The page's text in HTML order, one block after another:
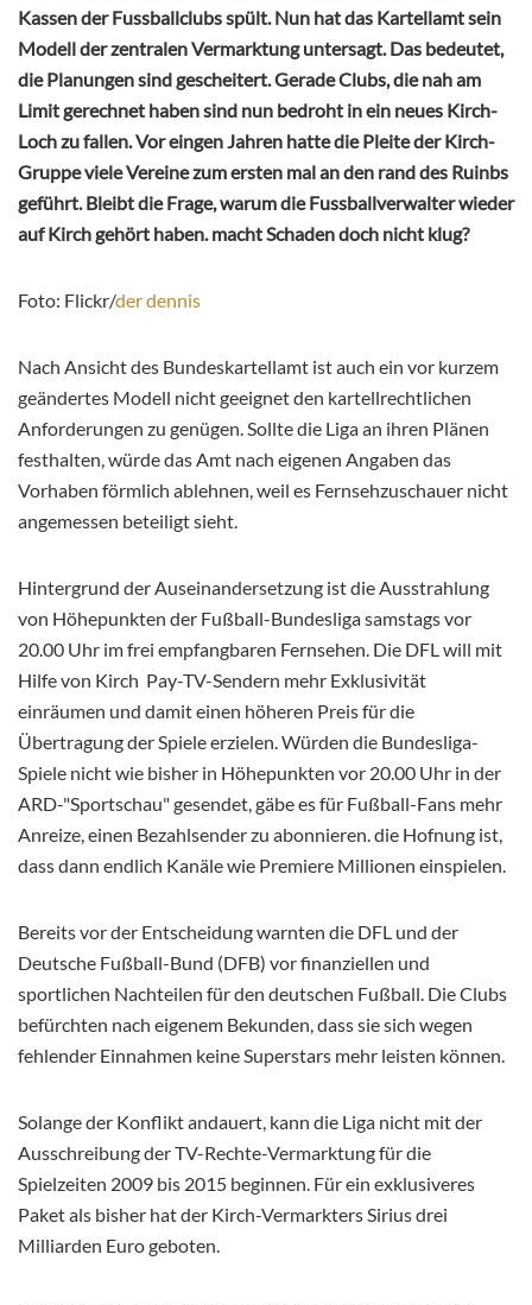
Kassen der Fussballclubs spült. Nun hat das Kartellamt sein
Modell der zentralen Vermarktung untersagt. Das bedeutet,
die Planungen sind gescheitert. Gerade Clubs, die nah am
Limit gerechnet haben sind nun bedroht in ein neues Kirch-
Loch zu fallen. Vor eingen Jahren hatte die Pleite der Kirch-
Gruppe viele Vereine zum ersten mal an den rand des Ruinbs
geführt. Bleibt die Frage, warum die Fussballverwalter wieder
auf Kirch gehört haben. macht Schaden doch nicht klug?
Foto: Flickr/der dennis
Nach Ansicht des Bundeskartellamt ist auch ein vor kurzem
geändertes Modell nicht geeignet den kartellrechtlichen
Anforderungen zu genügen. Sollte die Liga an ihren Plänen
festhalten, würde das Amt nach eigenen Angaben das
Vorhaben förmlich ablehnen, weil es Fernsehzuschauer nicht
angemessen beteiligt sieht.
Hintergrund der Auseinandersetzung ist die Ausstrahlung
von Höhepunkten der Fußball-Bundesliga samstags vor
20.00 Uhr im frei empfangbaren Fernsehen. Die DFL will mit
Hilfe von Kirch Pay-TV-Sendern mehr Exklusivität
einräumen und damit einen höheren Preis für die
Übertragung der Spiele erzielen. Würden die Bundesliga-
Spiele nicht wie bisher in Höhepunkten vor 20.00 Uhr in der
ARD-"Sportschau" gesendet, gäbe es für Fußball-Fans mehr
Anreize, einen Bezahlsender zu abonnieren. die Hofnung ist,
dass dann endlich Kanäle wie Premiere Millionen einspielen.
Bereits vor der Entscheidung warnten die DFL und der
Deutsche Fußball-Bund (DFB) vor finanziellen und
sportlichen Nachteilen für den deutschen Fußball. Die Clubs
befürchten nach eigenem Bekunden, dass sie sich wegen
fehlender Einnahmen keine Superstars mehr leisten können.
Solange der Konflikt andauert, kann die Liga nicht mit der
Ausschreibung der TV-Rechte-Vermarktung für die
Spielzeiten 2009 bis 2015 beginnen. Für ein exklusiveres
Paket als bisher hat der Kirch-Vermarkters Sirius drei
Milliarden Euro geboten.